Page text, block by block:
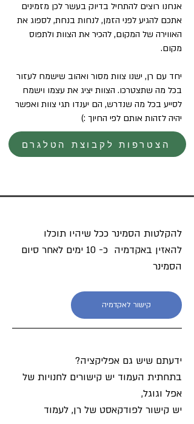
אנחנו רוצים להתחיל בדיוק בעשר לכן מזמינים
אתכם להגיע לפני הזמן, לנחות בנחת, לספוג את
האווירה של המקום, להכיר את הצוות ולתפוס
מקום.
יחד עם רן, ישנו צוות מסור ואהוב שישמח לעזור
בכל מה שתצטרכו. הצוות יציג את עצמו וישמח
לסייע בכל מה שנדרש, הם יענדו תגי צוות ואפשר
יהיה לזהות אותם לפי החיוך :)
הצטרפות לקבוצת הטלגרם
להקלטות הסמינר ככל שיהיו תוכלו
להאזין באקדמיה  כ- 10 ימים לאחר סיום
הסמינר
קישור לאקדמיה
ידעתם שיש גם אפליקציה?
בתחתית העמוד יש קישורים לחנויות של
אפל וגוגל,
יש קישור לפודקאסט של רן, לעמוד